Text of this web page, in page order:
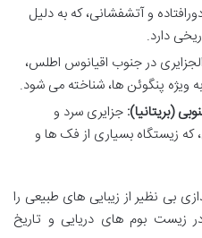
و آتشفشانی، که به دلیل
دارد.
در جنوب اقیانوس اطلس،
پنگوئن ها، شناخته می شود.
(بریتانیا): جزایری سرد و
که زیستگاه بسیاری از فک ها و
بی نظیر از زیبایی های طبیعی را
زیست بوم های دریایی و تاریخ